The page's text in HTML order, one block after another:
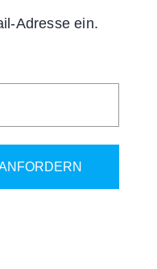
Adresse ein.